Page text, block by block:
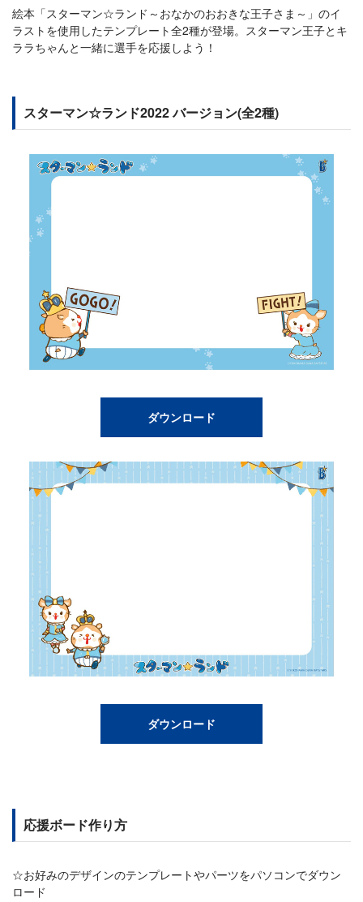
絵本「スターマン☆ランド～おなかのおおきな王子さま～」のイ
ラストを使用したテンプレート全2種が登場。スターマン王子とキ
ララちゃんと一緒に選手を応援しよう！
スターマン☆ランド2022 バージョン(全2種)
ダウンロード
ダウンロード
応援ボード作り方
☆お好みのデザインのテンプレートやパーツをパソコンでダウン
ロード